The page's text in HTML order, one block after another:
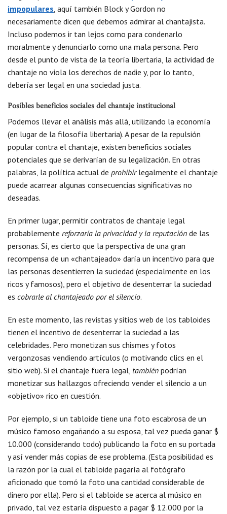
impopulares, aquí también Block y Gordon no
necesariamente dicen que debemos admirar al chantajista.
Incluso podemos ir tan lejos como para condenarlo
moralmente y denunciarlo como una mala persona. Pero
desde el punto de vista de la teoría libertaria, la actividad de
chantaje no viola los derechos de nadie y, por lo tanto,
debería ser legal en una sociedad justa.
Posibles beneficios sociales del chantaje institucional
Podemos llevar el análisis más allá, utilizando la economía
(en lugar de la filosofía libertaria). A pesar de la repulsión
popular contra el chantaje, existen beneficios sociales
potenciales que se derivarían de su legalización. En otras
palabras, la política actual de prohibirlegalmente el chantaje
puede acarrear algunas consecuencias significativas no
deseadas.
En primer lugar, permitir contratos de chantaje legal
probablemente reforzaría la privacidad y la reputación de las
personas. Sí, es cierto que la perspectiva de una gran
recompensa de un «chantajeado» daría un incentivo para que
las personas desentierren la suciedad (especialmente en los
ricos y famosos), pero el objetivo de desenterrar la suciedad
es cobrarle al chantajeado por el silencio.
En este momento, las revistas y sitios web de los tabloides
tienen el incentivo de desenterrar la suciedad a las
celebridades. Pero monetizan sus chismes y fotos
vergonzosas vendiendo artículos (o motivando clics en el
sitio web). Si el chantaje fuera legal, también podrían
monetizar sus hallazgos ofreciendo vender el silencio a un
«objetivo» rico en cuestión.
Por ejemplo, si un tabloide tiene una foto escabrosa de un
músico famoso engañando a su esposa, tal vez pueda ganar $
10.000 (considerando todo) publicando la foto en su portada
y así vender más copias de ese problema. (Esta posibilidad es
la razón por la cual el tabloide pagaría al fotógrafo
aficionado que tomó la foto una cantidad considerable de
dinero por ella). Pero si el tabloide se acerca al músico en
privado, tal vez estaría dispuesto a pagar $ 12.000 por la